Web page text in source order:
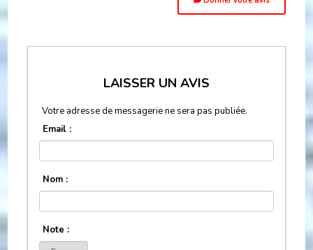
LAISSER UN AVIS
Votre adresse de messagerie ne sera pas publiée.
Email :
Nom :
Note :